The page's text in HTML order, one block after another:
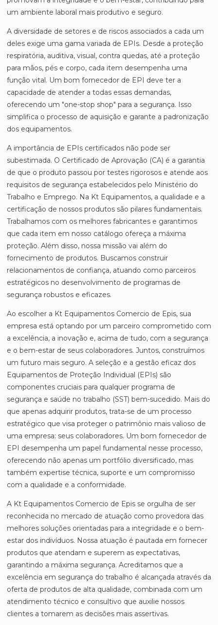
um ambiente laboral mais produtivo e seguro.
A diversidade de setores e de riscos associados a cada um
deles exige uma gama variada de EPIs. Desde a proteção
respiratória, auditiva, visual, contra quedas, até a proteção
para mãos, pés e corpo, cada item desempenha uma
função vital. Um bom fornecedor de EPI deve ter a
capacidade de atender a todas essas demandas,
oferecendo um "one-stop shop" para a segurança. Isso
simplifica o processo de aquisição e garante a padronização
dos equipamentos.
A importância de EPIs certificados não pode ser
subestimada. O Certificado de Aprovação (CA) é a garantia
de que o produto passou por testes rigorosos e atende aos
requisitos de segurança estabelecidos pelo Ministério do
Trabalho e Emprego. Na Kt Equipamentos, a qualidade e a
certificação de nossos produtos são pilares fundamentais.
Trabalhamos com os melhores fabricantes e garantimos
que cada item em nosso catálogo ofereça a máxima
proteção. Além disso, nossa missão vai além do
fornecimento de produtos. Buscamos construir
relacionamentos de confiança, atuando como parceiros
estratégicos no desenvolvimento de programas de
segurança robustos e eficazes.
Ao escolher a Kt Equipamentos Comercio de Epis, sua
empresa está optando por um parceiro comprometido com
a excelência, a inovação e, acima de tudo, com a segurança
e o bem-estar de seus colaboradores. Juntos, construímos
um futuro mais seguro. A seleção e a gestão eficaz dos
Equipamentos de Proteção Individual (EPIs) são
componentes cruciais para qualquer programa de
segurança e saúde no trabalho (SST) bem-sucedido. Mais do
que apenas adquirir produtos, trata-se de um processo
estratégico que visa proteger o patrimônio mais valioso de
uma empresa: seus colaboradores. Um bom fornecedor de
EPI desempenha um papel fundamental nesse processo,
oferecendo não apenas um portfólio diversificado, mas
também expertise técnica, suporte e um compromisso
com a qualidade e a conformidade.
A Kt Equipamentos Comercio de Epis se orgulha de ser
reconhecida no mercado de atuação como provedora das
melhores soluções orientadas para a integridade e o bem-
estar dos indivíduos. Nossa atuação é pautada em fornecer
produtos que atendam e superem as expectativas,
garantindo a máxima segurança. Acreditamos que a
excelência em segurança do trabalho é alcançada através da
oferta de produtos de alta qualidade, combinada com um
atendimento técnico e consultivo que auxilie nossos
clientes a tomarem as decisões mais assertivas.